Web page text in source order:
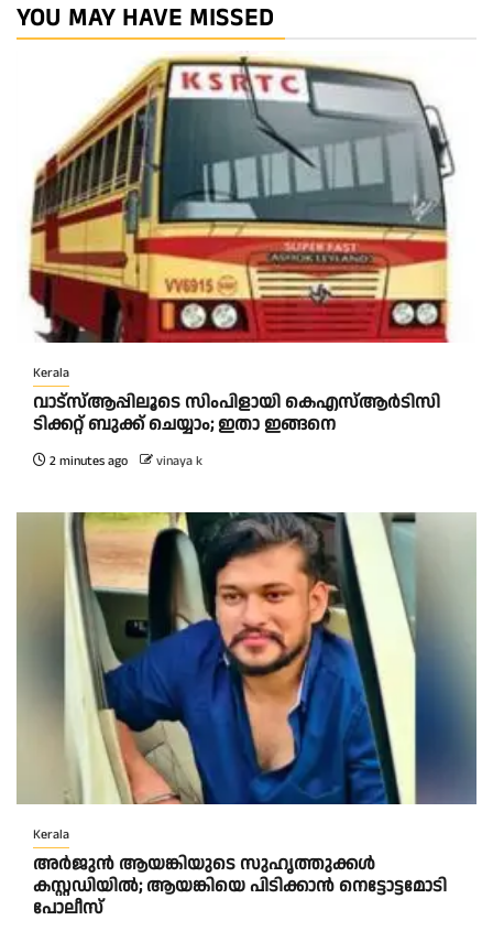
YOU MAY HAVE MISSED
Kerala
വാട്‌സ്ആപ്പിലൂടെ സിംപിളായി കെഎസ്ആര്‍ടിസി
ടിക്കറ്റ് ബുക്ക് ചെയ്യാം; ഇതാ ഇങ്ങനെ
2 minutes ago vinaya k
Kerala
അർജുൻ ആയങ്കിയുടെ സുഹൃത്തുക്കൾ
കസ്റ്റഡിയിൽ; ആയങ്കിയെ പിടിക്കാൻ നെട്ടോട്ടമോടി
പോലീസ്